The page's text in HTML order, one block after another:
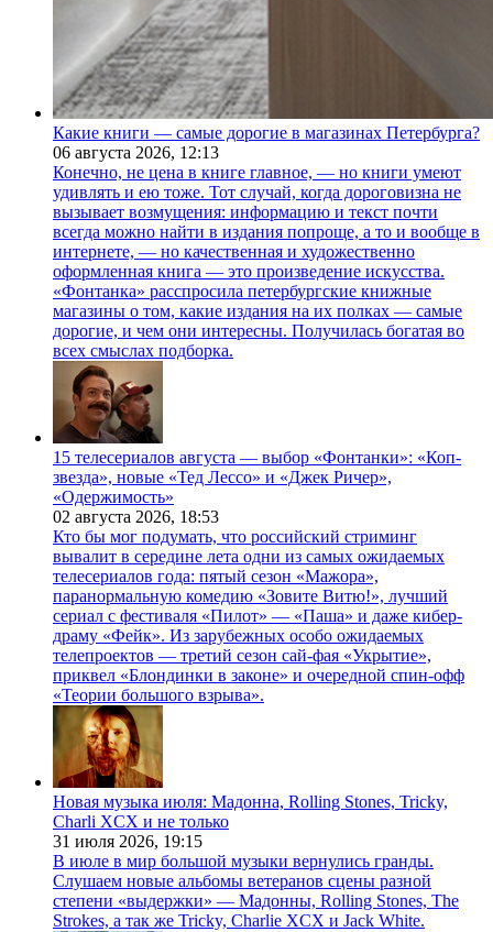
Какие книги — самые дорогие в магазинах Петербурга?
06 августа 2026, 12:13
Конечно, не цена в книге главное, — но книги умеют
удивлять и ею тоже. Тот случай, когда дороговизна не
вызывает возмущения: информацию и текст почти
всегда можно найти в издания попроще, а то и вообще в
интернете, — но качественная и художественно
оформленная книга — это произведение искусства.
«Фонтанка» расспросила петербургские книжные
магазины о том, какие издания на их полках — самые
дорогие, и чем они интересны. Получилась богатая во
всех смыслах подборка.
15 телесериалов августа — выбор «Фонтанки»: «Коп-
звезда», новые «Тед Лессо» и «Джек Ричер»,
«Одержимость»
02 августа 2026, 18:53
Кто бы мог подумать, что российский стриминг
вывалит в середине лета одни из самых ожидаемых
телесериалов года: пятый сезон «Мажора»,
паранормальную комедию «Зовите Витю!», лучший
сериал с фестиваля «Пилот» — «Паша» и даже кибер-
драму «Фейк». Из зарубежных особо ожидаемых
телепроектов — третий сезон сай-фая «Укрытие»,
приквел «Блондинки в законе» и очередной спин-офф
«Теории большого взрыва».
Новая музыка июля: Мадонна, Rolling Stones, Tricky,
Charli XCX и не только
31 июля 2026, 19:15
В июле в мир большой музыки вернулись гранды.
Слушаем новые альбомы ветеранов сцены разной
степени «выдержки» — Мадонны, Rolling Stones, The
Strokes, а так же Tricky, Charlie XCX и Jack White.